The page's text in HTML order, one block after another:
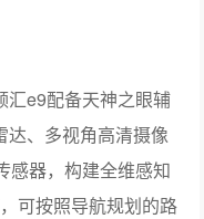
汇e9配备天神之眼辅
达、多视角高清摄像
感器，构建全维感知
可按照导航规划的路